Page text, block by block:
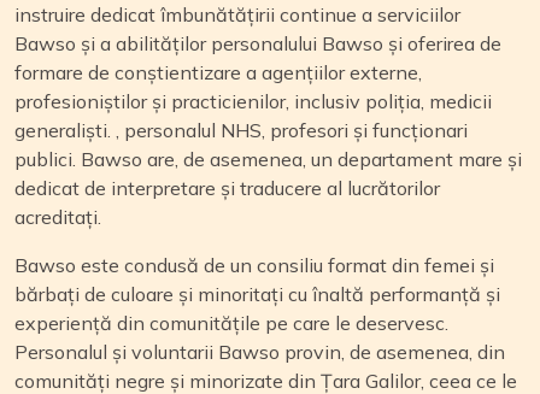
instruire dedicat îmbunătățirii continue a serviciilor
Bawso și a abilităților personalului Bawso și oferirea de
formare de conștientizare a agențiilor externe,
profesioniștilor și practicienilor, inclusiv poliția, medicii
generaliști. , personalul NHS, profesori și funcționari
publici. Bawso are, de asemenea, un departament mare și
dedicat de interpretare și traducere al lucrătorilor
acreditați.
Bawso este condusă de un consiliu format din femei și
bărbați de culoare și minoritați cu înaltă performanță și
experiență din comunitățile pe care le deservesc.
Personalul și voluntarii Bawso provin, de asemenea, din
comunități negre și minorizate din Țara Galilor, ceea ce le